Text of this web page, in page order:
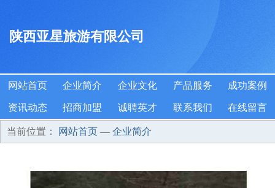
陕西亚星旅游有限公司
网站首页 企业简介 企业文化 产品服务 成功案例
资讯动态 招商加盟 诚聘英才 联系我们 在线留言
当前位置： 网站首页 — 企业简介